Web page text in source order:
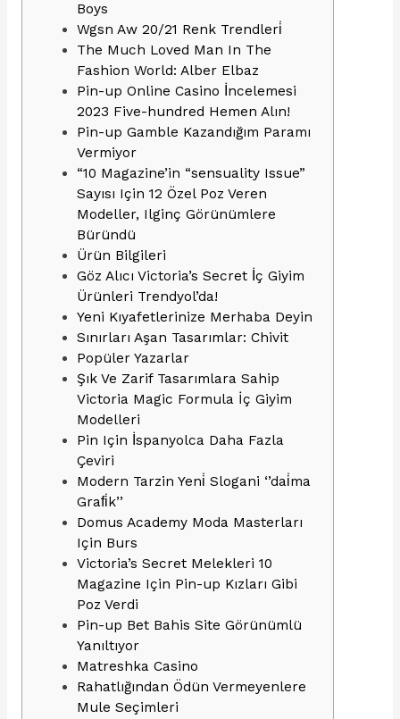
Boys
Wgsn Aw 20/21 Renk Trendleri̇
The Much Loved Man In The
Fashion World: Alber Elbaz
Pin-up Online Casino İncelemesi
2023 Five-hundred Hemen Alın!
Pin-up Gamble Kazandığım Paramı
Vermiyor
“10 Magazine’in “sensuality Issue”
Sayısı Için 12 Özel Poz Veren
Modeller, Ilginç Görünümlere
Büründü
Ürün Bilgileri
Göz Alıcı Victoria’s Secret İç Giyim
Ürünleri Trendyol’da!
Yeni Kıyafetlerinize Merhaba Deyin
Sınırları Aşan Tasarımlar: Chivit
Popüler Yazarlar
Şık Ve Zarif Tasarımlara Sahip
Victoria Magic Formula İç Giyim
Modelleri
Pin Için İspanyolca Daha Fazla
Çeviri
Modern Tarzin Yeni̇ Slogani ‘’dai̇ma
Grafi̇k’’
Domus Academy Moda Masterları
Için Burs
Victoria’s Secret Melekleri 10
Magazine Için Pin-up Kızları Gibi
Poz Verdi
Pin-up Bet Bahis Site Görünümlü
Yanıltıyor
Matreshka Casino
Rahatlığından Ödün Vermeyenlere
Mule Seçimleri